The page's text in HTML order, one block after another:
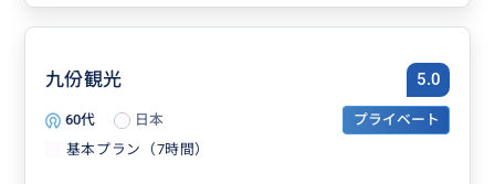
九份観光 5.0
60代 日本
プライベート
基本プラン（7時間）